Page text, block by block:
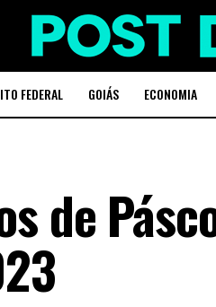
FEDERAL GOIÁS ECONOMIA
de